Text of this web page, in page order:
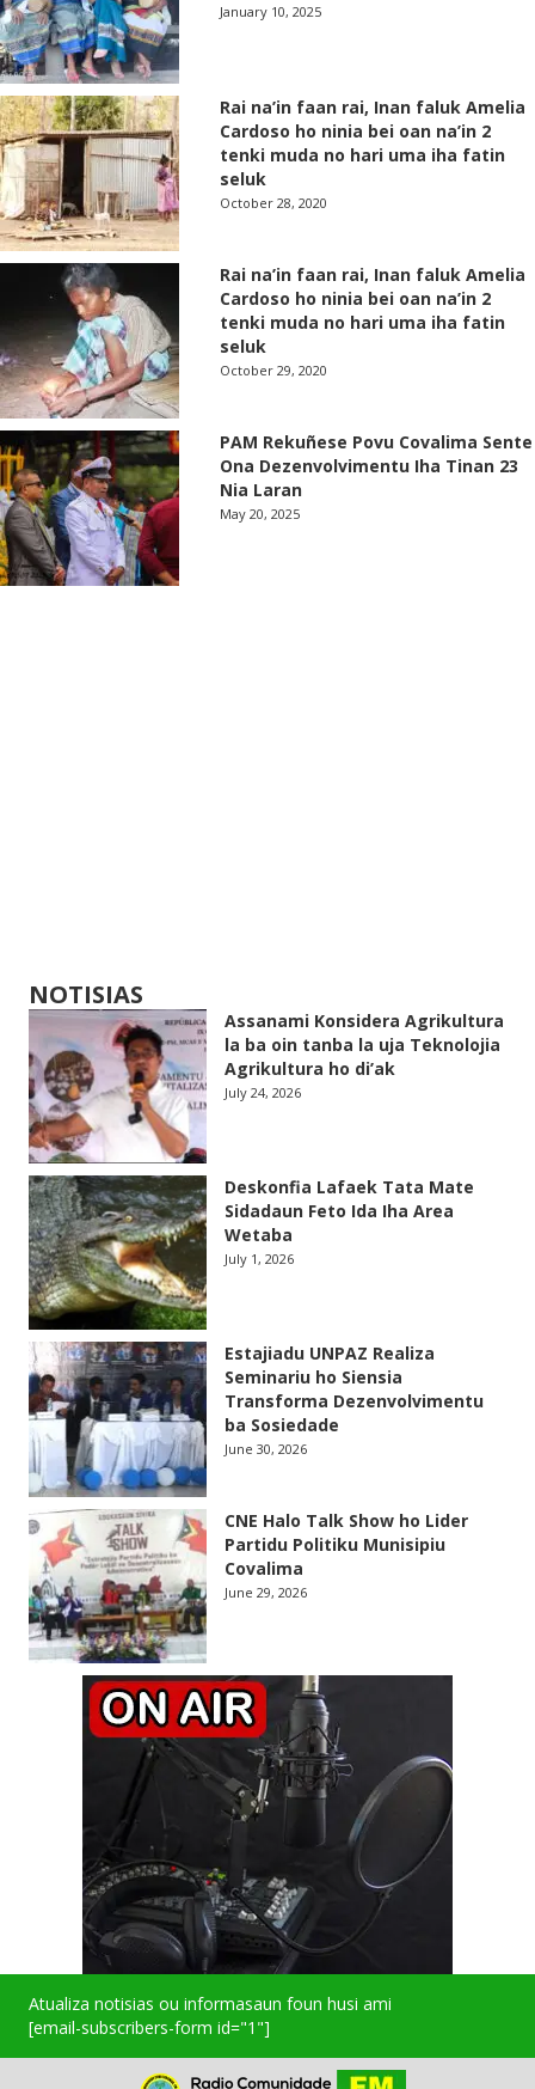
January 10, 2025
Rai na’in faan rai, Inan faluk Amelia
Cardoso ho ninia bei oan na’in 2
tenki muda no hari uma iha fatin
seluk
October 28, 2020
Rai na’in faan rai, Inan faluk Amelia
Cardoso ho ninia bei oan na’in 2
tenki muda no hari uma iha fatin
seluk
October 29, 2020
PAM Rekuñese Povu Covalima Sente
Ona Dezenvolvimentu Iha Tinan 23
Nia Laran
May 20, 2025
NOTISIAS
Assanami Konsidera Agrikultura
la ba oin tanba la uja Teknolojia
Agrikultura ho di’ak
July 24, 2026
Deskonfia Lafaek Tata Mate
Sidadaun Feto Ida Iha Area
Wetaba
July 1, 2026
Estajiadu UNPAZ Realiza
Seminariu ho Siensia
Transforma Dezenvolvimentu
ba Sosiedade
June 30, 2026
CNE Halo Talk Show ho Lider
Partidu Politiku Munisipiu
Covalima
June 29, 2026
Atualiza notisias ou informasaun foun husi ami
[email-subscribers-form id="1"]